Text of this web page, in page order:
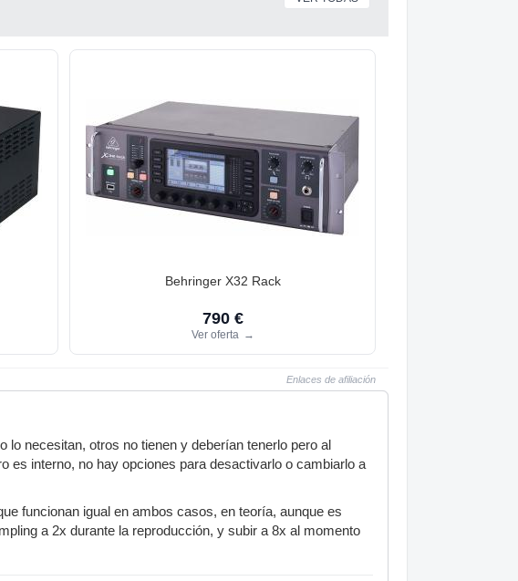
Behringer X32 Rack
790 €
Ver oferta →
Enlaces de afiliación
necesitan, otros no tienen y deberían tenerlo pero al
es interno, no hay opciones para desactivarlo o cambiarlo a
funcionan igual en ambos casos, en teoría, aunque es
a 2x durante la reproducción, y subir a 8x al momento